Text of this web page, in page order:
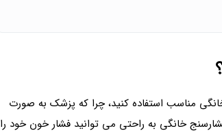
مناسب استفاده کنید، چرا که پزشک به صورت
خانگی به راحتی می توانید فشار خون خود را